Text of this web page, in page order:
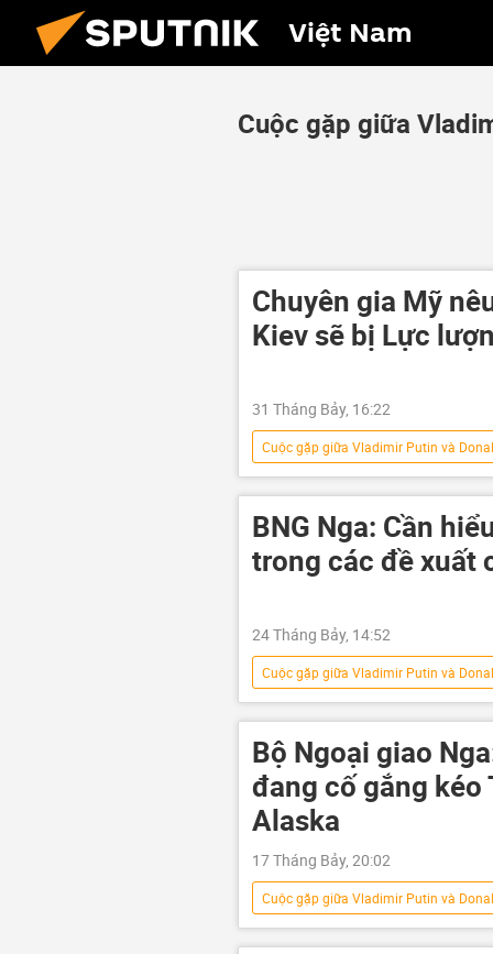
Việt Nam
Cuộc gặp giữa
Chuyên gia Mỹ
Kiev sẽ bị Lực
31 Tháng Bảy, 16:22
Cuộc gặp giữa Vladimir Putin và
Nga
Quân đội Nga
Chính trị
Quân sự
Vladimir Putin
BNG Nga: Cần
trong các đề xuất
24 Tháng Bảy, 14:52
Cuộc gặp giữa Vladimir Putin và
Sergey Lavrov
Chiến dịch
Cuộc khủng hoảng ở Ukraina
Chính trị
Thế giới
Bộ Ngoại giao
đang cố gắng
Alaska
17 Tháng Bảy, 20:02
Cuộc gặp giữa Vladimir Putin và
Nga
Bộ Ngoại giao Nga